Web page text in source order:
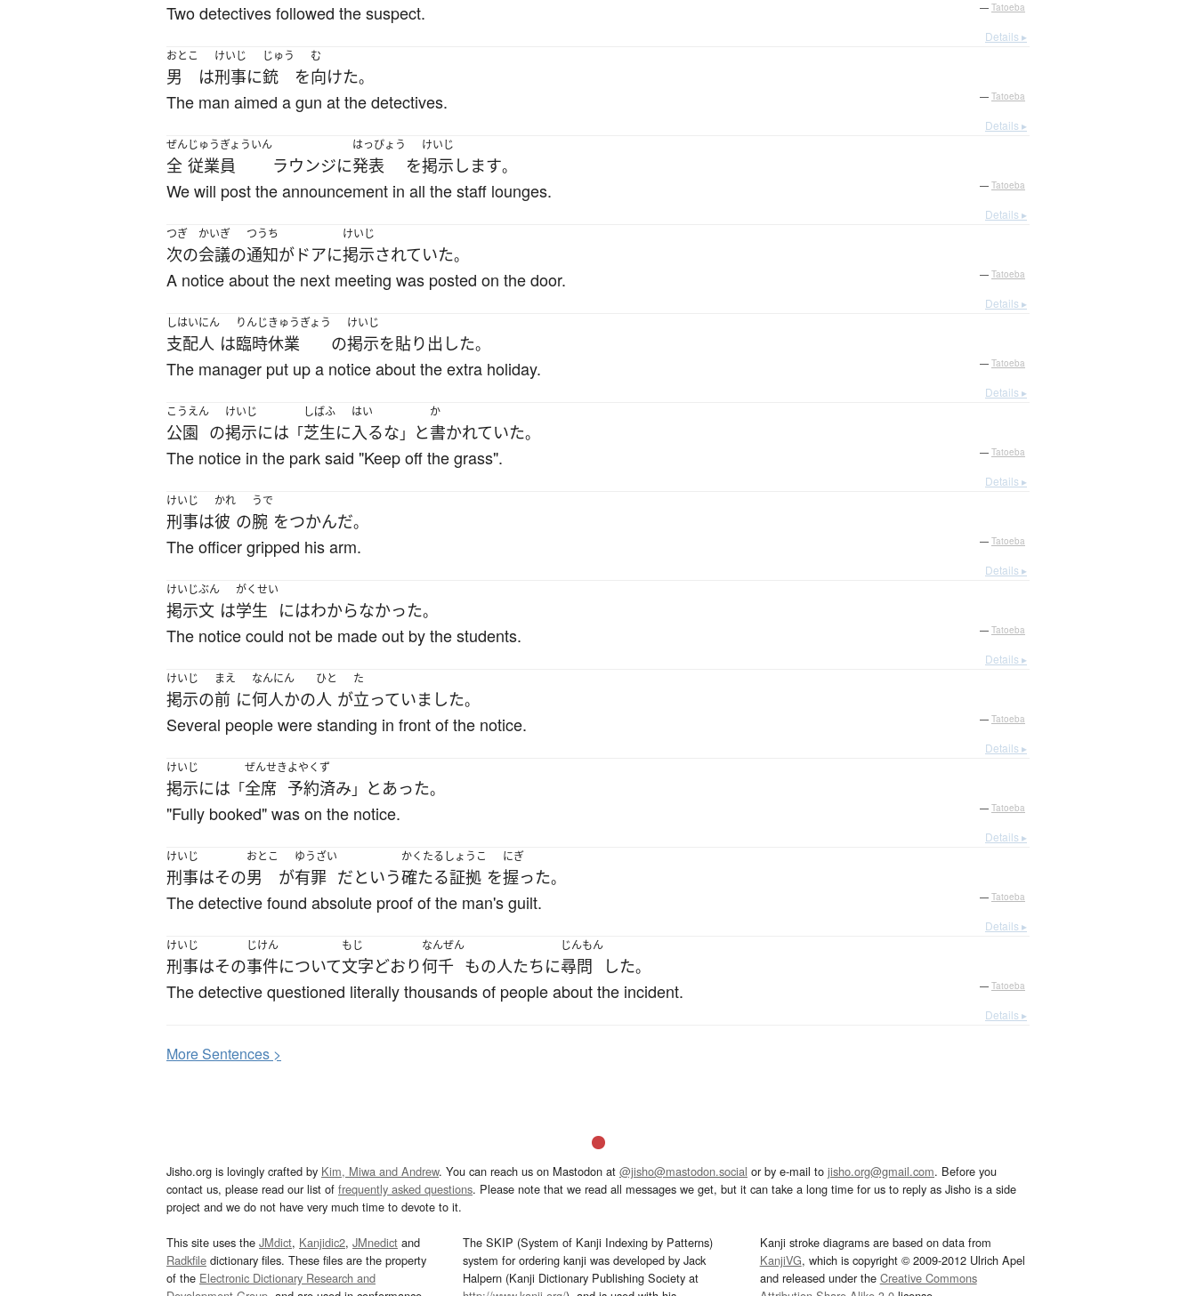
Two detectives followed the suspect. — Tatoeba
Details ▸
おとこ
男 は
けいじ
刑事に
じゅう
銃 を
む
向けた。
The man aimed a gun at the detectives. — Tatoeba
Details ▸
ぜん
全
じゅうぎょういん
従業員 ラウンジに
はっぴょう
発表 を
けいじ
掲示 します。
We will post the announcement in all the staff lounges. — Tatoeba
Details ▸
つぎ
次の
かいぎ
会議の
つうち
通知が ドアに
けいじ
掲示されていた。
A notice about the next meeting was posted on the door. — Tatoeba
Details ▸
しはいにん
支配人 は
りんじ
臨時
きゅうぎょう
休業 の
けいじ
掲示を貼り出した。
The manager put up a notice about the extra holiday. — Tatoeba
Details ▸
こうえん
公園 の
けいじ
掲示には 「
しばふ
芝生に
はい
入るな 」 と
か
書かれていた。
The notice in the park said "Keep off the grass". — Tatoeba
Details ▸
けいじ
刑事は
かれ
彼 の
うで
腕 をつかんだ。
The officer gripped his arm. — Tatoeba
Details ▸
けいじ
掲示
ぶん
文 は
がくせい
学生 にはわからなかった。
The notice could not be made out by the students. — Tatoeba
Details ▸
けいじ
掲示の
まえ
前 に
なんにん
何人かの
ひと
人 が
た
立っていました。
Several people were standing in front of the notice. — Tatoeba
Details ▸
けいじ
掲示には 「
ぜんせき
全席
よやくず
予約済み 」 とあった。
"Fully booked" was on the notice. — Tatoeba
Details ▸
けいじ
刑事はその
おとこ
男 が
ゆうざい
有罪 だという
かくたるしょうこ
確たる証拠 を
にぎ
握った。
The detective found absolute proof of the man's guilt. — Tatoeba
Details ▸
けいじ
刑事はその
じけん
事件について
もじ
文字どおり
なんぜん
何千 もの人たちに
じんもん
尋問 した。
The detective questioned literally thousands of people about the incident. — Tatoeba
Details ▸
MoreSentences >
Jisho.org is lovingly crafted by Kim, Miwa and Andrew. You can reach us on Mastodon at @jisho@mastodon.social or by e-mail to jisho.org@gmail.com. Before you
contact us, please read our list of frequently asked questions. Please note that we read all messages we get, but it can take a long time for us to reply as Jisho is a side
project and we do not have very much time to devote to it.
This site uses the JMdict, Kanjidic2, JMnedict and
Radkfile dictionary files. These files are the property
of the Electronic Dictionary Research and
The SKIP (System of Kanji Indexing by Patterns)
system for ordering kanji was developed by Jack
Halpern (Kanji Dictionary Publishing Society at
Kanji stroke diagrams are based on data from
KanjiVG, which is copyright © 2009-2012 Ulrich Apel
and released under the Creative Commons